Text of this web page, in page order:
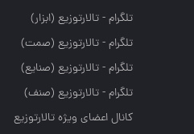
تلگرام - تالارتوزيع (ابزار)
تلگرام - تالارتوزيع (صمت)
تلگرام - تالارتوزيع (صنايع)
تلگرام - تالارتوزیع (صنف)
کانال اعضای ویژه تالارتوزیع